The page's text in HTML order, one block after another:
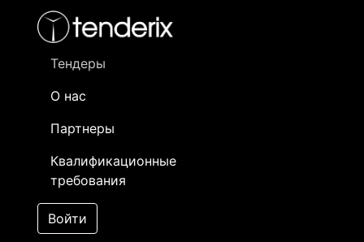
Тендеры
О нас
Партнеры
Квалификационные
требования
Войти
- активный лот
- сохраненный лот (не опубликован)
Закупка: Перевозка
г.Алматы (РК) -
г.Усть-Каменогорск
(РК)[Завершен]
Победитель выбран